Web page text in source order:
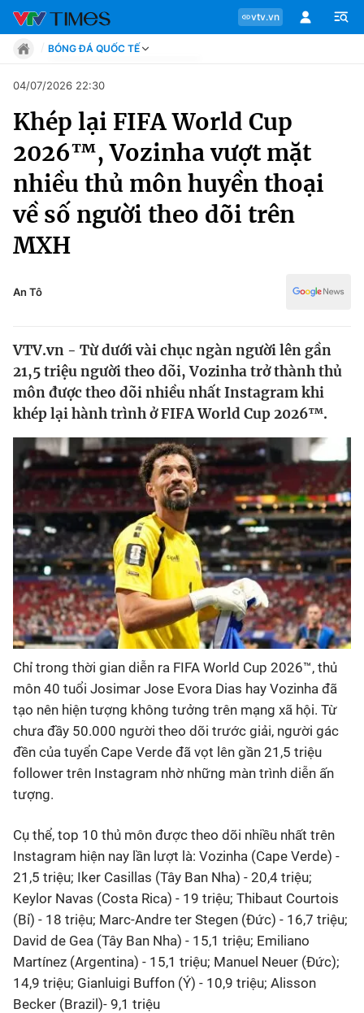
vtv.vn
Chuyên mục
Tin tức
Move
Phong cách
Sự kiện
Bóng đá
Thể thao Điện tử
Các môn khác
VIDEO
Bên lề
BÓNG ĐÁ QUỐC TẾ
Move
Phong cách
Chân dung
Sự kiện
Bóng đá
Thể thao điện tử
Các môn khác
Video
04/07/2026 22:30
Khép lại FIFA World Cup
2026™, Vozinha vượt mặt
nhiều thủ môn huyền thoại
về số người theo dõi trên
MXH
An Tô
VTV.vn - Từ dưới vài chục ngàn người lên gần
21,5 triệu người theo dõi, Vozinha trở thành thủ
môn được theo dõi nhiều nhất Instagram khi
khép lại hành trình ở FIFA World Cup 2026™.
Chỉ trong thời gian diễn ra FIFA World Cup 2026™, thủ
môn 40 tuổi Josimar Jose Evora Dias hay Vozinha đã
tạo nên hiện tượng không tưởng trên mạng xã hội. Từ
chưa đầy 50.000 người theo dõi trước giải, người gác
đền của tuyển Cape Verde đã vọt lên gần 21,5 triệu
follower trên Instagram nhờ những màn trình diễn ấn
tượng.
Cụ thể, top 10 thủ môn được theo dõi nhiều nhất trên
Instagram hiện nay lần lượt là: Vozinha (Cape Verde) -
21,5 triệu; Iker Casillas (Tây Ban Nha) - 20,4 triệu;
Keylor Navas (Costa Rica) - 19 triệu; Thibaut Courtois
(Bỉ) - 18 triệu; Marc-Andre ter Stegen (Đức) - 16,7 triệu;
David de Gea (Tây Ban Nha) - 15,1 triệu; Emiliano
Martínez (Argentina) - 15,1 triệu; Manuel Neuer (Đức);
14,9 triệu; Gianluigi Buffon (Ý) - 10,9 triệu; Alisson
Becker (Brazil)- 9,1 triệu